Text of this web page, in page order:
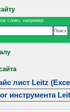
слово, например:
лист Leitz
инструмента